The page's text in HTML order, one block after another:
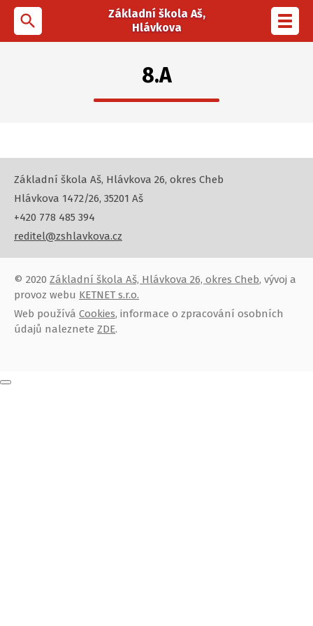
search
Základní škola Aš,
Hlávkova
8.A
Základní škola Aš, Hlávkova 26, okres Cheb
Hlávkova 1472/26, 35201 Aš
+420 778 485 394
reditel@zshlavkova.cz
© 2020 Základní škola Aš, Hlávkova 26, okres Cheb, vývoj a
provoz webu KETNET s.r.o.
Web používá Cookies, informace o zpracování osobních
údajů naleznete ZDE.